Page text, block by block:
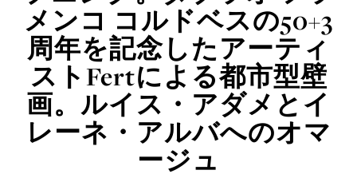
メンコ コルドベスの50+3
周年を記念したアーティ
ストFertによる都市型壁
画。ルイス・アダメとイ
レーネ・アルバへのオマ
ージュ